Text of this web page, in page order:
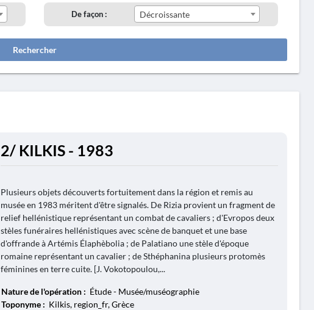
De façon : Décroissante
Rechercher
2/ KILKIS - 1983
Plusieurs objets découverts fortuitement dans la région et remis au
musée en 1983 méritent d'être signalés. De Rizia provient un fragment de
relief hellénistique représentant un combat de cavaliers ; d'Evropos deux
stèles funéraires hellénistiques avec scène de banquet et une base
d'offrande à Artémis Élaphèbolia ; de Palatiano une stèle d'époque
romaine représentant un cavalier ; de Sthéphanina plusieurs protomès
féminines en terre cuite. [J. Vokotopoulou,...
Nature de l'opération : Étude - Musée/muséographie
Toponyme : Kilkis, region_fr, Grèce